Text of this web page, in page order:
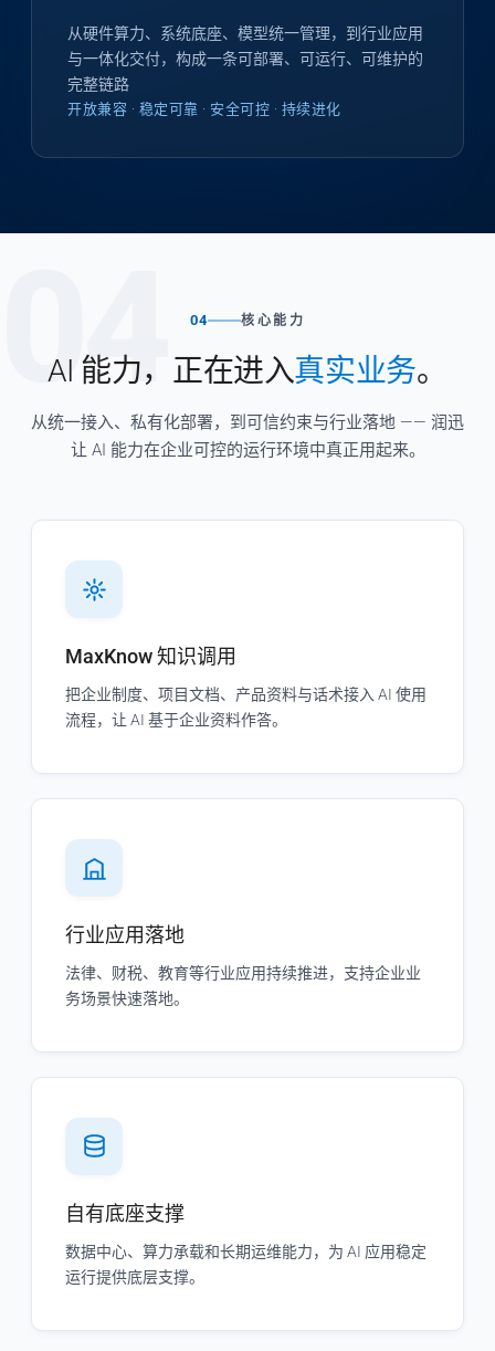
从硬件算力、系统底座、模型统一管理，到行业应用
与一体化交付，构成一条可部署、可运行、可维护的
完整链路
开放兼容 · 稳定可靠 · 安全可控 · 持续进化
04 04 核心能力
AI 能力，正在进入真实业务。
从统一接入、私有化部署，到可信约束与行业落地 —— 润迅
让 AI 能力在企业可控的运行环境中真正用起来。
MaxKnow 知识调用
把企业制度、项目文档、产品资料与话术接入 AI 使用
流程，让 AI 基于企业资料作答。
行业应用落地
法律、财税、教育等行业应用持续推进，支持企业业
务场景快速落地。
自有底座支撑
数据中心、算力承载和长期运维能力，为 AI 应用稳定
运行提供底层支撑。